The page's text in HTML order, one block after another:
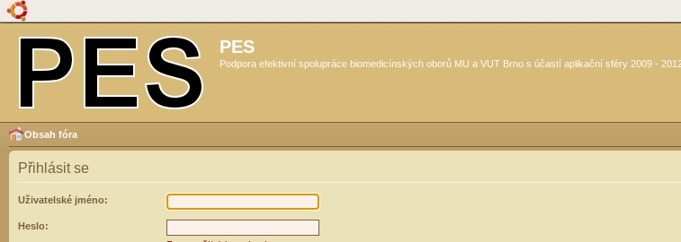
PES
Podpora efektivní spolupráce biomedicínských oborů MU a VUT Brno s účastí aplikační sféry 2009 -
Obsah fóra
Přihlásit se
Uživatelské jméno:
Heslo: